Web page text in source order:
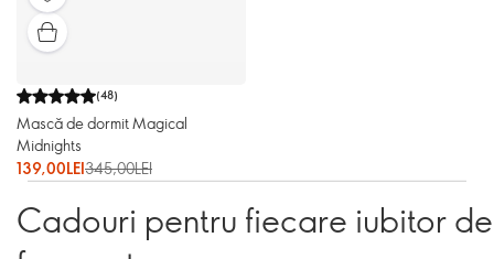
(48)
Mască de dormit Magical
Midnights
139,00LEI345,00LEI
Cadouri pentru fiecare iubitor de